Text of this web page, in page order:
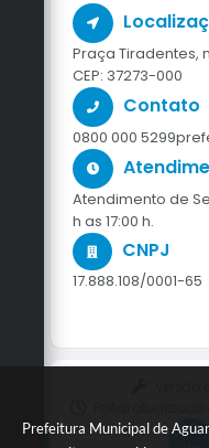
Prefeitura Municipal de
Praça Tiradentes,
CEP: 37273-000
Contato
0800 000 5299
Atendimento de
h as 17:00 h.
CNPJ
17.888.108/0001-65